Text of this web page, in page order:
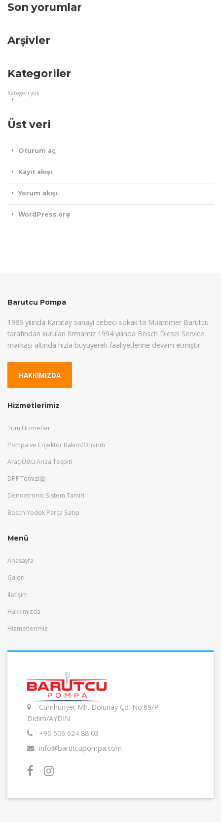
Son yorumlar
Arşivler
Kategoriler
Kategori yok
Üst veri
Oturum aç
Kayıt akışı
Yorum akışı
WordPress.org
Barutcu Pompa
1986 yılında Karatay sanayi cebeci sokak ta Muammer Barutcu
tarafından kurulan firmamız 1994 yılında Bosch Diesel Service
markası altında hızla büyüyerek faaliyetlerine devam etmiştir.
HAKKIMIZDA
Hizmetlerimiz
Tüm Hizmetler
Pompa ve Enjektör Bakım/Onarım
Araç Üstü Arıza Tespiti
DPF Temizliği
Denoxtronic Sistem Tamiri
Bosch Yedek Parça Satışı
Menü
Anasayfa
Galeri
İletişim
Hakkımızda
Hizmetlerimiz
Cumhuriyet Mh. Dolunay Cd. No:69/P
Didim/AYDIN
+90 506 624 88 03
info@barutcupompa.com